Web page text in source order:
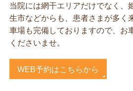
当院には網干エリアだけでなく、
生市などからも、患者さまが多く
車場も完備しておりますので、お
くださいませ。
WEB予約はこちらから